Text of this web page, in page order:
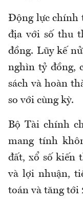
Động lực chính
địa với số thu
đồng. Lũy kế
nghìn tỷ đồng,
sách và hoàn
so với cùng kỳ.
BộTài chính
mang tính
đất, xổ số kiến
và lợi nhuận,
toán và tăng tới